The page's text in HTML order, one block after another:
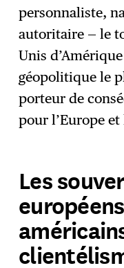
personnaliste,
autoritaire — le
Unis
géopolitique le
porteur de
pour l’Europe et
Les